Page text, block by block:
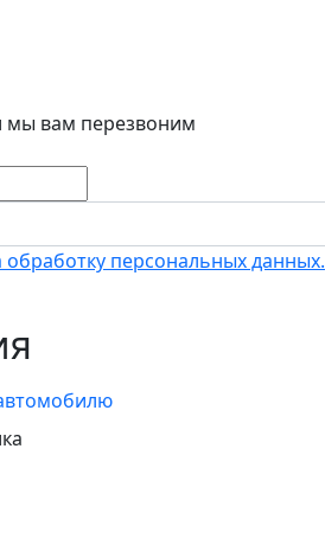
мы вам перезвоним
персональных данных.